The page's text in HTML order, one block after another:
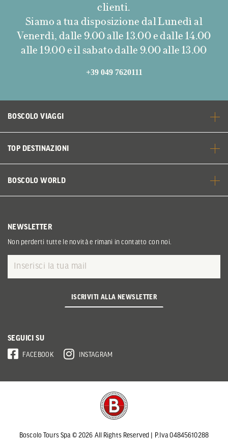
clienti.
Siamo a tua disposizione dal Lunedì al
Venerdì, dalle 9.00 alle 13.00 e dalle 14.00
alle 19.00 e il sabato dalle 9.00 alle 13.00
+39 049 7620111
BOSCOLO VIAGGI
TOP DESTINAZIONI
BOSCOLO WORLD
NEWSLETTER
Non perderti tutte le novità e rimani in contatto con noi.
ISCRIVITI ALLA NEWSLETTER
SEGUICI SU
FACEBOOK INSTAGRAM
Boscolo Tours Spa © 2026 All Rights Reserved | P.Iva 04845610288